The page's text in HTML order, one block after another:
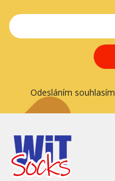
Odesláním